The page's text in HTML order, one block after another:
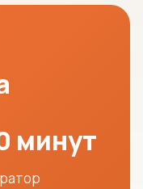
минут